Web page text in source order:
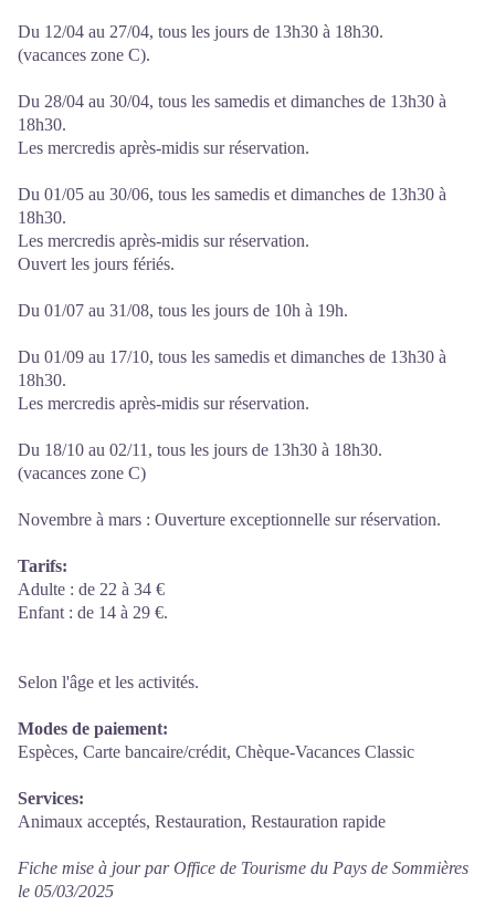
Du 12/04 au 27/04, tous les jours de 13h30 à 18h30.
(vacances zone C).
Du 28/04 au 30/04, tous les samedis et dimanches de 13h30 à
18h30.
Les mercredis après-midis sur réservation.
Du 01/05 au 30/06, tous les samedis et dimanches de 13h30 à
18h30.
Les mercredis après-midis sur réservation.
Ouvert les jours fériés.
Du 01/07 au 31/08, tous les jours de 10h à 19h.
Du 01/09 au 17/10, tous les samedis et dimanches de 13h30 à
18h30.
Les mercredis après-midis sur réservation.
Du 18/10 au 02/11, tous les jours de 13h30 à 18h30.
(vacances zone C)
Novembre à mars : Ouverture exceptionnelle sur réservation.
Tarifs:
Adulte : de 22 à 34 €
Enfant : de 14 à 29 €.
Selon l'âge et les activités.
Modes de paiement:
Espèces, Carte bancaire/crédit, Chèque-Vacances Classic
Services:
Animaux acceptés, Restauration, Restauration rapide
Fiche mise à jour par Office de Tourisme du Pays de Sommières
le 05/03/2025